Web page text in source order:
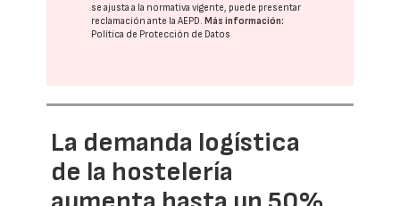
se ajusta a la normativa vigente, puede presentar
reclamación ante laAEPD .Más información:
Política de Protección de Datos
La demanda logística
de la hostelería